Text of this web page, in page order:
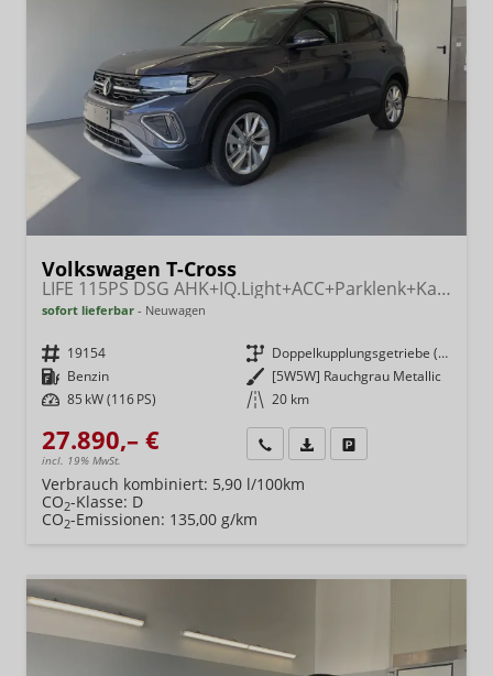
Volkswagen T-Cross
LIFE 115PS DSG AHK+IQ.Light+ACC+Parklenk+Kamera+Sitzheizung+Alu17+Keyless
sofort lieferbar Neuwagen
Fahrzeugnr. 19154 Getriebe
Doppelkupplungsgetriebe (DSG)
Kraftstoff Benzin Außenfarbe [5W5W] Rauchgrau Metallic
Leistung 85 kW (116 PS) Kilometerstand 20 km
27.890,– €
incl. 19% MwSt.
Wir rufen Sie anFahrzeugexposé (PDF)
Verbrauch kombiniert: 5,90 l/100km
CO2-Klasse: D
CO2-Emissionen: 135,00 g/km